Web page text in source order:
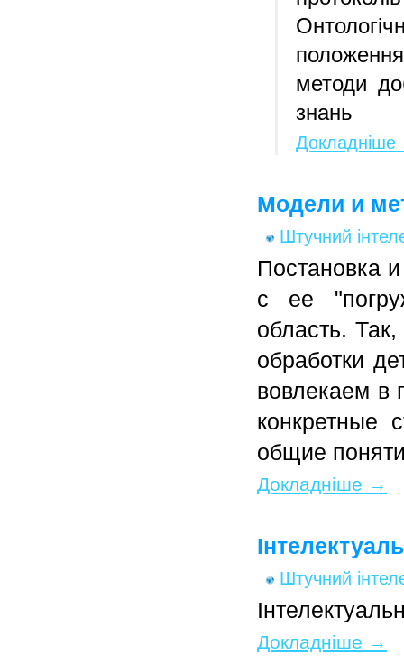
методи
знань
Модели и
Штучний
Постановка
с ее
область.
обработки
вовлекаем в
конкретные
общие
Докладніше →
Штучний
Докладніше →